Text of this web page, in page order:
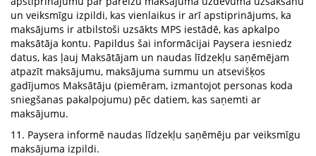
un veiksmīgu izpildi, kas vienlaikus ir arī apstiprinājums, ka
maksājums ir atbilstoši uzsākts MPS iestādē, kas apkalpo
maksātāja kontu. Papildus šai informācijai Paysera iesniedz
datus, kas ļauj Maksātājam un naudas līdzekļu saņēmējam
atpazīt maksājumu, maksājuma summu un atsevišķos
gadījumos Maksātāju (piemēram, izmantojot personas koda
sniegšanas pakalpojumu) pēc datiem, kas saņemti ar
maksājumu.
11. Paysera informē naudas līdzekļu saņēmēju par veiksmīgu
maksājuma izpildi.